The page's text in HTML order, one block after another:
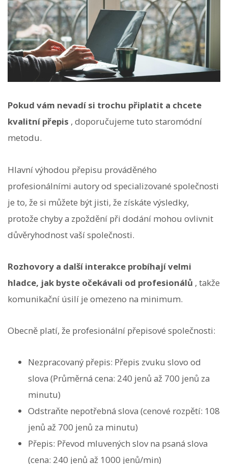
Pokud vám nevadí si trochu připlatit a chcete
kvalitní přepis , doporučujeme tuto staromódní
metodu.
Hlavní výhodou přepisu prováděného
profesionálními autory od specializované společnosti
je to, že si můžete být jisti, že získáte výsledky,
protože chyby a zpoždění při dodání mohou ovlivnit
důvěryhodnost vaší společnosti.
Rozhovory a další interakce probíhají velmi
hladce, jak byste očekávali od profesionálů , takže
komunikační úsilí je omezeno na minimum.
Obecně platí, že profesionální přepisové společnosti:
Nezpracovaný přepis: Přepis zvuku slovo od
slova (Průměrná cena: 240 jenů až 700 jenů za
minutu)
Odstraňte nepotřebná slova (cenové rozpětí: 108
jenů až 700 jenů za minutu)
Přepis: Převod mluvených slov na psaná slova
(cena: 240 jenů až 1000 jenů/min)